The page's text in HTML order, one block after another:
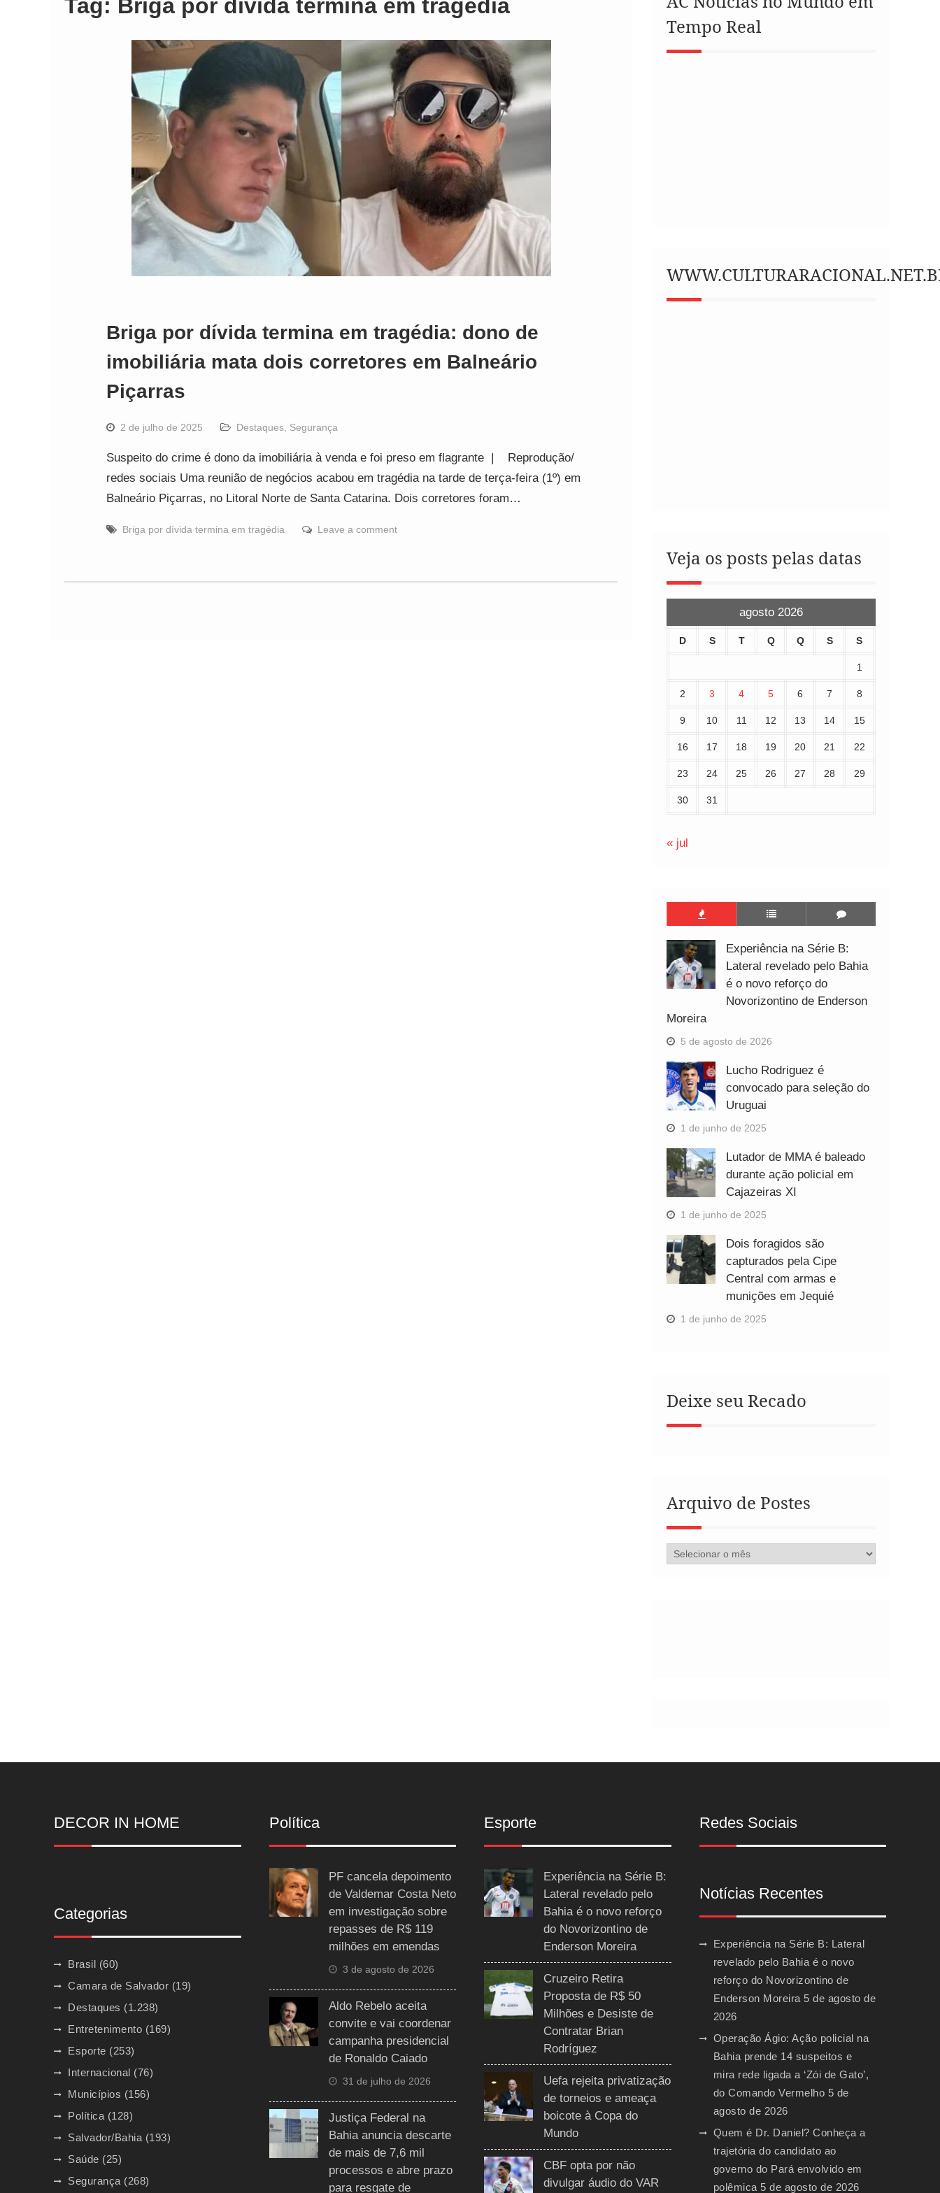
Tag: Briga por dívida termina em tragédia
Briga por dívida termina em tragédia: dono de
imobiliária mata dois corretores em Balneário
Piçarras
2 de julho de 2025 Destaques Segurança
Suspeito do crime é dono da imobiliária à venda e foi preso em flagrante | Reprodução/
redes sociais Uma reunião de negócios acabou em tragédia na tarde de terça-feira (1º) em
Balneário Piçarras, no Litoral Norte de Santa Catarina. Dois corretores foram…
Briga por dívida termina em tragédia Leave a comment
Tempo Real
Veja os posts pelas datas
agosto 2026
D S T Q Q S S
1
2 3 4 5 6 7 8
9 10 11 12 13 14 15
16 17 18 19 20 21 22
23 24 25 26 27 28 29
30 31
« jul
Experiência na Série B:
Lateral revelado pelo Bahia
é o novo reforço do
Novorizontino de Enderson
Moreira
5 de agosto de 2026
Lucho Rodriguez é
convocado para seleção do
Uruguai
1 de junho de 2025
Lutador de MMA é baleado
durante ação policial em
Cajazeiras XI
1 de junho de 2025
Dois foragidos são
capturados pela Cipe
Central com armas e
munições em Jequié
1 de junho de 2025
Deixe seu Recado
Arquivo de Postes
Arquivo
DECOR IN HOME
Categorias
Brasil (60)
Camara de Salvador (19)
Destaques (1.238)
Entretenimento (169)
Esporte (253)
Internacional (76)
Municípios (156)
Política (128)
Salvador/Bahia (193)
Saúde (25)
Segurança (268)
Política
PF cancela depoimento
de Valdemar Costa Neto
em investigação sobre
repasses de R$ 119
milhões em emendas
3 de agosto de 2026
Aldo Rebelo aceita
convite e vai coordenar
campanha presidencial
de Ronaldo Caiado
31 de julho de 2026
Justiça Federal na
Bahia anuncia descarte
de mais de 7,6 mil
processos e abre prazo
para resgate de
Esporte
Experiência na Série B:
Lateral revelado pelo
Bahia é o novo reforço
do Novorizontino de
Enderson Moreira
Cruzeiro Retira
Proposta de R$ 50
Milhões e Desiste de
Contratar Brian
Rodríguez
Uefa rejeita privatização
de torneios e ameaça
boicote à Copa do
Mundo
CBF opta por não
divulgar áudio do VAR
Redes Sociais
Notícias Recentes
Experiência na Série B: Lateral
revelado pelo Bahia é o novo
reforço do Novorizontino de
Enderson Moreira 5 de agosto de
2026
Operação Ágio: Ação policial na
Bahia prende 14 suspeitos e
mira rede ligada a ‘Zói de Gato’,
do Comando Vermelho 5 de
agosto de 2026
Quem é Dr. Daniel? Conheça a
trajetória do candidato ao
governo do Pará envolvido em
polêmica 5 de agosto de 2026